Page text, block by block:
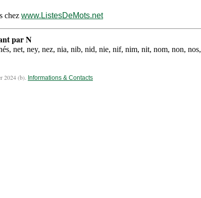
chez www.ListesDeMots.net
par N
net, ney, nez, nia, nib, nid, nie, nif, nim, nit, nom, non, nos,
2024 (b). Informations & Contacts